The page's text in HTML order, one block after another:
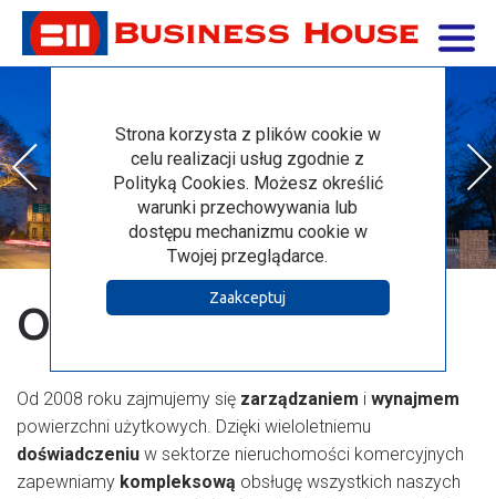
Strona korzysta z plików cookie w
celu realizacji usług zgodnie z
Polityką Cookies. Możesz określić
warunki przechowywania lub
dostępu mechanizmu cookie w
Twojej przeglądarce.
Zaakceptuj
O nas
Od 2008 roku zajmujemy się zarządzaniem i wynajmem
powierzchni użytkowych. Dzięki wieloletniemu
doświadczeniu w sektorze nieruchomości komercyjnych
zapewniamy kompleksową obsługę wszystkich naszych